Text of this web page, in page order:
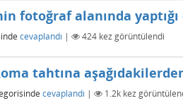
fotoğraf alanında
cevaplandı | 424 kez görüntülendi
tahtına
cevaplandı | 1.2k kez